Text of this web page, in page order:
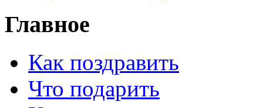
Главное
Как поздравить
Что подарить